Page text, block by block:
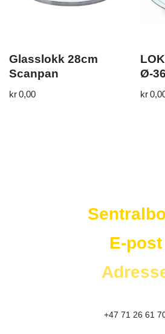
Glasslokk 28cm
Scanpan
kr0,00
Ø-
kr
E-post
+47 71 26 61